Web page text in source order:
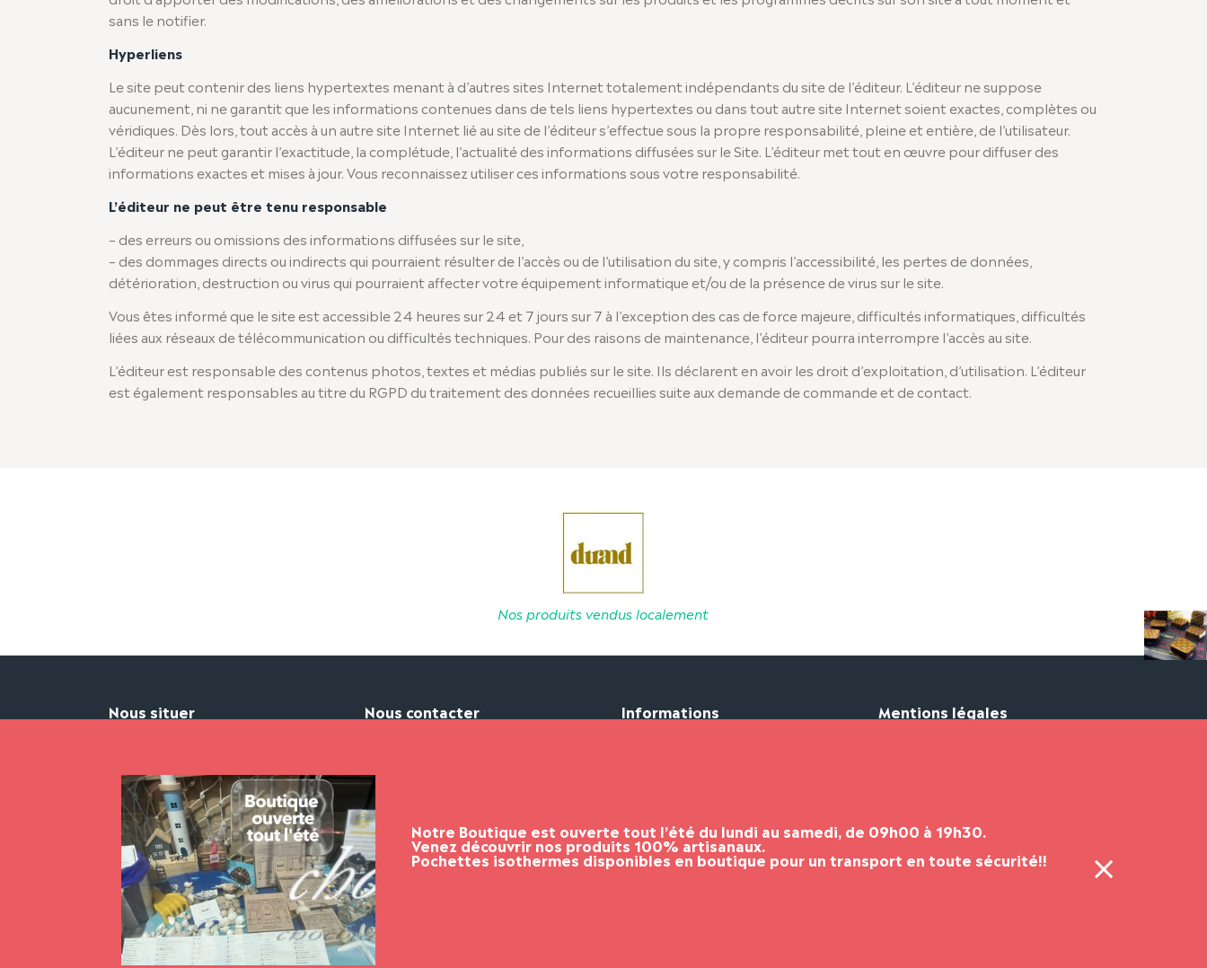
Notre Boutique est ouverte tout l’été du lundi au samedi, de 09h00 à 19h30.
Venez découvrir nos produits 100% artisanaux.
Pochettes isothermes disponibles en boutique pour un transport en toute sécurité!!
sans le notifier.
Hyperliens
Le site peut contenir des liens hypertextes menant à d’autres sites Internet totalement indépendants du site de l’éditeur. L’éditeur ne suppose
aucunement, ni ne garantit que les informations contenues dans de tels liens hypertextes ou dans tout autre site Internet soient exactes, complètes ou
véridiques. Dès lors, tout accès à un autre site Internet lié au site de l’éditeur s’effectue sous la propre responsabilité, pleine et entière, de l’utilisateur.
L’éditeur ne peut garantir l’exactitude, la complétude, l’actualité des informations diffusées sur le Site. L’éditeur met tout en œuvre pour diffuser des
informations exactes et mises à jour. Vous reconnaissez utiliser ces informations sous votre responsabilité.
L’éditeur ne peut être tenu responsable
– des erreurs ou omissions des informations diffusées sur le site,
– des dommages directs ou indirects qui pourraient résulter de l’accès ou de l’utilisation du site, y compris l’accessibilité, les pertes de données,
détérioration, destruction ou virus qui pourraient affecter votre équipement informatique et/ou de la présence de virus sur le site.
Vous êtes informé que le site est accessible 24 heures sur 24 et 7 jours sur 7 à l’exception des cas de force majeure, difficultés informatiques, difficultés
liées aux réseaux de télécommunication ou difficultés techniques. Pour des raisons de maintenance, l’éditeur pourra interrompre l’accès au site.
L’éditeur est responsable des contenus photos, textes et médias publiés sur le site. Ils déclarent en avoir les droit d’exploitation, d’utilisation. L’éditeur
est également responsables au titre du RGPD du traitement des données recueillies suite aux demande de commande et de contact.
Nos produits vendus localement
Nous situer
Hôtel Barré
5 quai Chateaubriand
35000 Rennes
Nous contacter
durandchocolatier@gmail.com
Horaires d'ouverture
durandchocolatier.com/
Informations Mentions légales